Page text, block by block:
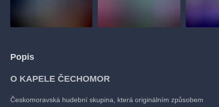
Popis
O KAPELE ČECHOMOR
Českomoravská hudební skupina, která originálním způsobem